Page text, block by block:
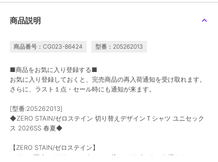
商品説明
商品番号：CG023-86424 型番：205262013
■商品をお気に入り登録する■
お気に入り登録しておくと、完売商品の再入荷通知を受け取れます。
さらに、ラスト１点・セール時にも通知が来ます。
[型番:205262013]
◆ZERO STAIN/ゼロステイン 切り替えデザインＴシャツ ユニセック
ス 2026SS 春夏◆
【ZERO STAIN/ゼロステイン】
シリーズ数年のリリースによって、徐々にリピーターを増やしていっ